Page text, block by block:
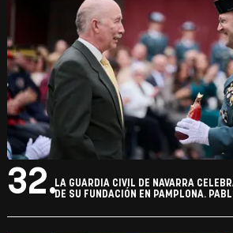
32.LA GUARDIA CIVIL DE NAVARRA
DE SU FUNDACIÓN EN PAMPLONA.